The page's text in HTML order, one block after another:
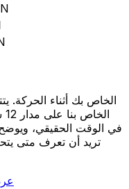
في الوقت الحقيقي،
تريد أن تعرف متى